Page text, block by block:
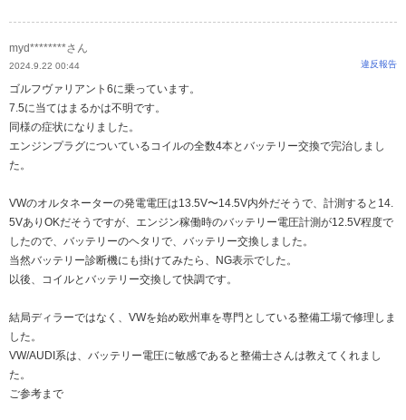
myd********さん
2024.9.22 00:44 違反報告
ゴルフヴァリアント6に乗っています。
7.5に当てはまるかは不明です。
同様の症状になりました。
エンジンプラグについているコイルの全数4本とバッテリー交換で完治しまし
た。
VWのオルタネーターの発電電圧は13.5V〜14.5V内外だそうで、計測すると14.
5VありOKだそうですが、エンジン稼働時のバッテリー電圧計測が12.5V程度で
したので、バッテリーのヘタリで、バッテリー交換しました。
当然バッテリー診断機にも掛けてみたら、NG表示でした。
以後、コイルとバッテリー交換して快調です。
結局ディラーではなく、VWを始め欧州車を専門としている整備工場で修理しま
した。
VW/AUDI系は、バッテリー電圧に敏感であると整備士さんは教えてくれまし
た。
ご参考まで